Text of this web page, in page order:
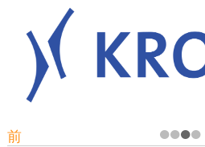
前 ••••